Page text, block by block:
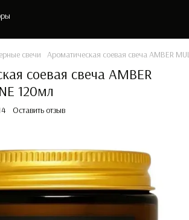
свечи Ароматическая соевая свеча AMBER
соевая свеча AMBER
120мл
Оставить отзыв